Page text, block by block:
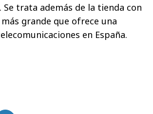
Se trata además de la tienda con
grande que ofrece una
en España.